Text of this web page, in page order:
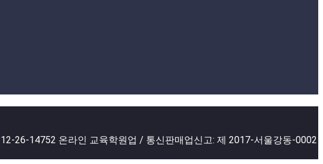
26-14752 온라인 교육학원업 / 통신판매업신고: 제 2017-서울강동-0002